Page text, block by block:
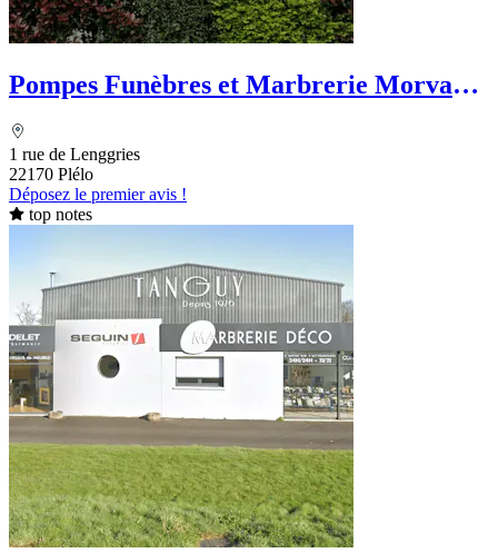
Pompes Funèbres et Marbrerie Morvan
1 rue de Lenggries
22170 Plélo
Déposez le premier avis !
top notes